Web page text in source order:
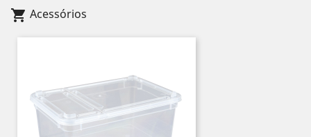
shopping_cart Acessórios